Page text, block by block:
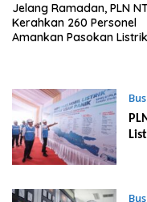
Jelang Ramadan, PLN
Kerahkan 260 Personel
Amankan Pasokan Listrik